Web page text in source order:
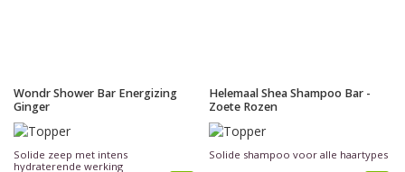
Wondr Shower Bar Energizing
Ginger
Solide zeep met intens
hydraterende werking
Helemaal Shea Shampoo Bar -
Zoete Rozen
Solide shampoo voor alle haartypes